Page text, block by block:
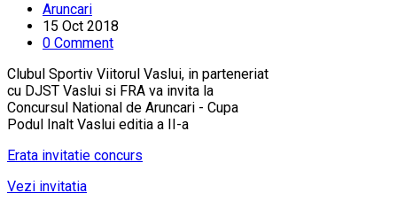
Aruncari
15 Oct 2018
0 Comment
Clubul Sportiv Viitorul Vaslui, in parteneriat
cu DJST Vaslui si FRA va invita la
Concursul National de Aruncari - Cupa
Podul Inalt Vaslui editia a II-a
Erata invitatie concurs
Vezi invitatia